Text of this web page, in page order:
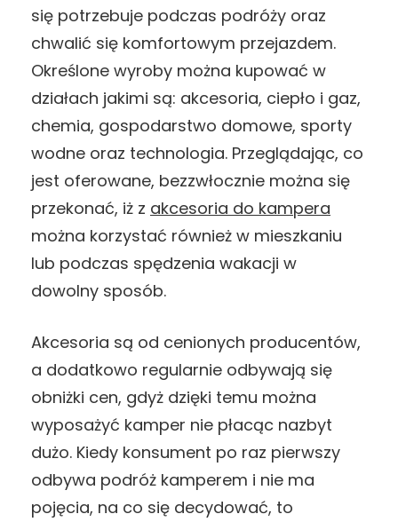
się potrzebuje podczas podróży oraz
chwalić się komfortowym przejazdem.
Określone wyroby można kupować w
działach jakimi są: akcesoria, ciepło i gaz,
chemia, gospodarstwo domowe, sporty
wodne oraz technologia. Przeglądając, co
jest oferowane, bezzwłocznie można się
przekonać, iż z akcesoria do kampera
można korzystać również w mieszkaniu
lub podczas spędzenia wakacji w
dowolny sposób.
Akcesoria są od cenionych producentów,
a dodatkowo regularnie odbywają się
obniżki cen, gdyż dzięki temu można
wyposażyć kamper nie płacąc nazbyt
dużo. Kiedy konsument po raz pierwszy
odbywa podróż kamperem i nie ma
pojęcia, na co się decydować, to